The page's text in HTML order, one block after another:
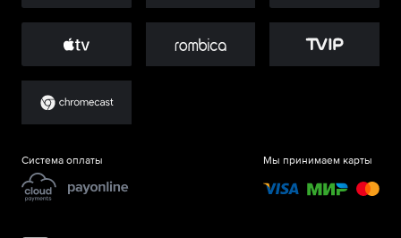
Система оплаты Мы принимаем карты